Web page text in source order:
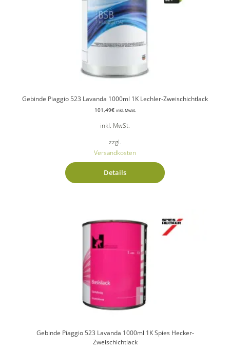
Gebinde Piaggio 523 Lavanda 1000ml 1K Lechler-Zweischichtlack
101,49€ inkl. MwSt.
inkl. MwSt.
zzgl.
Versandkosten
Details
Gebinde Piaggio 523 Lavanda 1000ml 1K Spies Hecker-
Zweischichtlack